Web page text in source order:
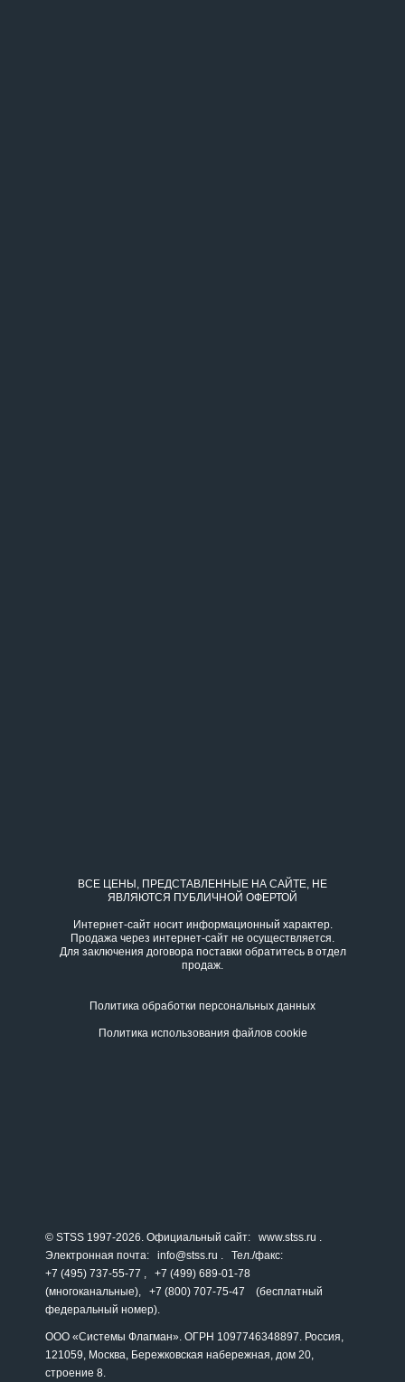
© STSS 1997-2026. Официальный сайт: www.stss.ru
Электронная почта: info@stss.ru
. Тел./факс:
+7 (495) 737-55-77
+7 (499) 689-01-78
(многоканальные), +7 (800) 707-75-47
(бесплатный
федеральный номер).
ООО «Системы Флагман». ОГРН 1097746348897. Россия,
121059, Москва, Бережковская набережная, дом 20,
строение 8.
ВСЕ ЦЕНЫ, ПРЕДСТАВЛЕННЫЕ НА САЙТЕ, НЕ
ЯВЛЯЮТСЯ ПУБЛИЧНОЙ ОФЕРТОЙ
Интернет-сайт носит информационный характер.
Продажа через интернет-сайт не осуществляется.
Для заключения договора поставки обратитесь в отдел
продаж
Политика обработки персональных данных
Политика использования файлов cookie